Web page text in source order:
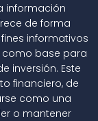
información
de forma
informativos
como base para
inversión. Este
financiero, de
como una
o mantener